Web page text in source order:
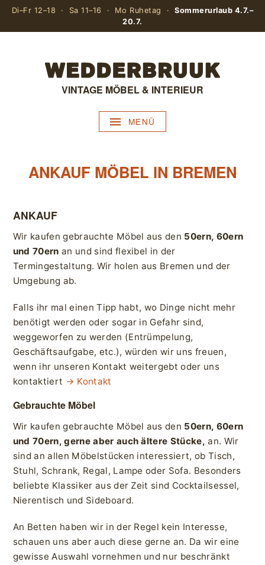
Di–Fr 12–18 · Sa 11–16 · Mo Ruhetag ·Sommerurlaub 4.7.–
20.7.
VINTAGE MÖBEL & INTERIEUR
MENÜ
ANKAUF MÖBEL IN BREMEN
ANKAUF
Wir kaufen gebrauchte Möbel aus den 50ern, 60ern
und 70ernan und sind flexibel in der
Termingestaltung. Wir holen aus Bremen und der
Umgebung ab.
Falls ihr mal einen Tipp habt, wo Dinge nicht mehr
benötigt werden oder sogar in Gefahr sind,
weggeworfen zu werden (Entrümpelung,
Geschäftsaufgabe, etc.), würden wir uns freuen,
wenn ihr unseren Kontakt weitergebt oder uns
kontaktiert → Kontakt
Gebrauchte Möbel
Wir kaufen gebrauchte Möbel aus den 50ern, 60ern
und 70ern, gerne aber auch ältere Stücke, an. Wir
sind an allen Möbelstücken interessiert, ob Tisch,
Stuhl, Schrank, Regal, Lampe oder Sofa. Besonders
beliebte Klassiker aus der Zeit sind Cocktailsessel,
Nierentisch und Sideboard.
An Betten haben wir in der Regel kein Interesse,
schauen uns aber auch diese gerne an. Da wir eine
gewisse Auswahl vornehmen und nur beschränkt